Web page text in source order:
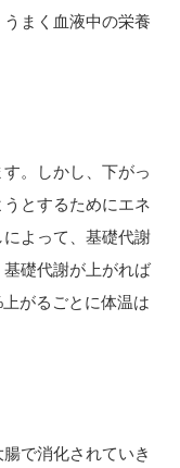
まく血液中の栄養
。しかし、下がっ
とするためにエネ
よって、基礎代謝
礎代謝が上がれば
がるごとに体温は
で消化されていき